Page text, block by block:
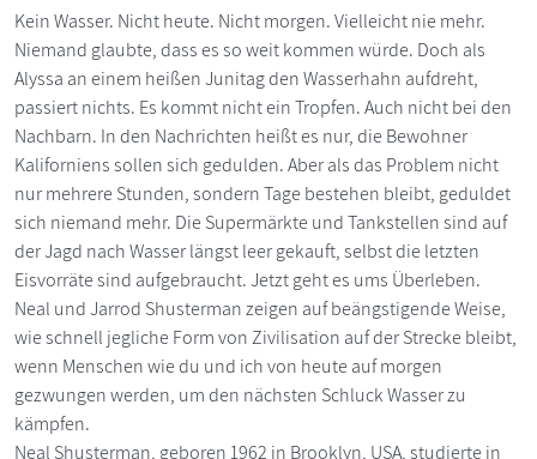
Kein Wasser. Nicht heute. Nicht morgen. Vielleicht nie mehr.
Niemand glaubte, dass es so weit kommen würde. Doch als
Alyssa an einem heißen Junitag den Wasserhahn aufdreht,
passiert nichts. Es kommt nicht ein Tropfen. Auch nicht bei den
Nachbarn. In den Nachrichten heißt es nur, die Bewohner
Kaliforniens sollen sich gedulden. Aber als das Problem nicht
nur mehrere Stunden, sondern Tage bestehen bleibt, geduldet
sich niemand mehr. Die Supermärkte und Tankstellen sind auf
der Jagd nach Wasser längst leer gekauft, selbst die letzten
Eisvorräte sind aufgebraucht. Jetzt geht es ums Überleben.
Neal und Jarrod Shusterman zeigen auf beängstigende Weise,
wie schnell jegliche Form von Zivilisation auf der Strecke bleibt,
wenn Menschen wie du und ich von heute auf morgen
gezwungen werden, um den nächsten Schluck Wasser zu
kämpfen.
Neal Shusterman, geboren 1962 in Brooklyn, USA, studierte in